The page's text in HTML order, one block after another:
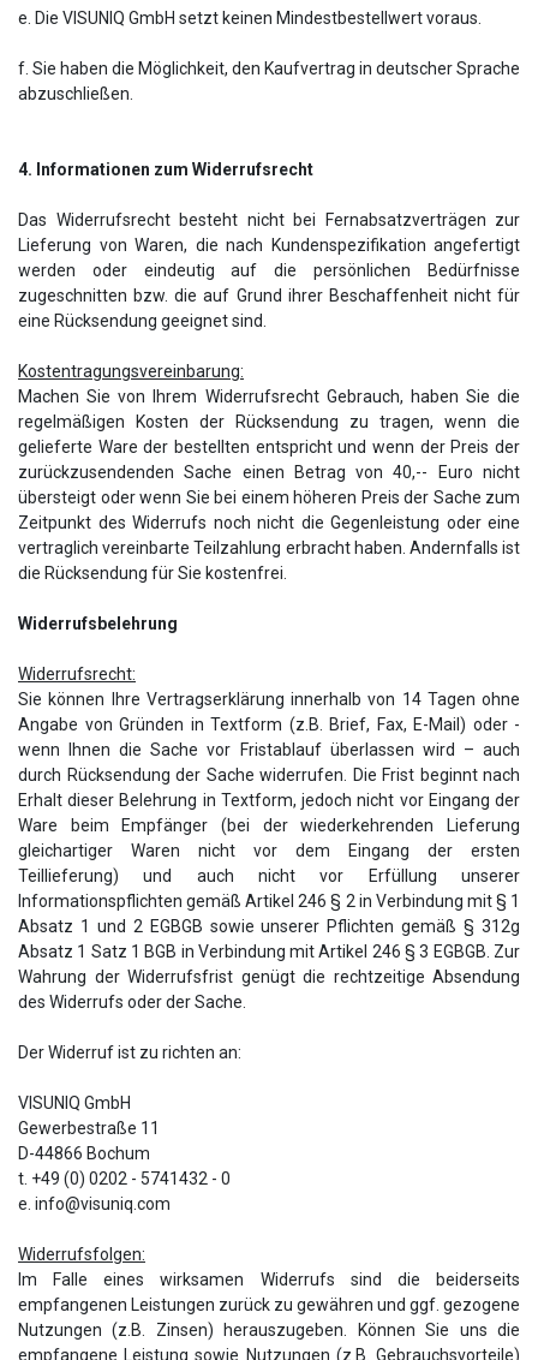
e. Die VISUNIQ GmbH setzt keinen Mindestbestellwert voraus.
f. Sie haben die Möglichkeit, den Kaufvertrag in deutscher Sprache
abzuschließen.
4. Informationen zum Widerrufsrecht
Das Widerrufsrecht besteht nicht bei Fernabsatzverträgen zur
Lieferung von Waren, die nach Kundenspezifikation angefertigt
werden oder eindeutig auf die persönlichen Bedürfnisse
zugeschnitten bzw. die auf Grund ihrer Beschaffenheit nicht für
eine Rücksendung geeignet sind.
Kostentragungsvereinbarung:
Machen Sie von Ihrem Widerrufsrecht Gebrauch, haben Sie die
regelmäßigen Kosten der Rücksendung zu tragen, wenn die
gelieferte Ware der bestellten entspricht und wenn der Preis der
zurückzusendenden Sache einen Betrag von 40,-- Euro nicht
übersteigt oder wenn Sie bei einem höheren Preis der Sache zum
Zeitpunkt des Widerrufs noch nicht die Gegenleistung oder eine
vertraglich vereinbarte Teilzahlung erbracht haben. Andernfalls ist
die Rücksendung für Sie kostenfrei.
Widerrufsbelehrung
Widerrufsrecht:
Sie können Ihre Vertragserklärung innerhalb von 14 Tagen ohne
Angabe von Gründen in Textform (z.B. Brief, Fax, E-Mail) oder -
wenn Ihnen die Sache vor Fristablauf überlassen wird – auch
durch Rücksendung der Sache widerrufen. Die Frist beginnt nach
Erhalt dieser Belehrung in Textform, jedoch nicht vor Eingang der
Ware beim Empfänger (bei der wiederkehrenden Lieferung
gleichartiger Waren nicht vor dem Eingang der ersten
Teillieferung) und auch nicht vor Erfüllung unserer
Informationspflichten gemäß Artikel 246 § 2 in Verbindung mit § 1
Absatz 1 und 2 EGBGB sowie unserer Pflichten gemäß § 312g
Absatz 1 Satz 1 BGB in Verbindung mit Artikel 246 § 3 EGBGB. Zur
Wahrung der Widerrufsfrist genügt die rechtzeitige Absendung
des Widerrufs oder der Sache.
Der Widerruf ist zu richten an:
VISUNIQ GmbH
Gewerbestraße 11
D-44866 Bochum
t. +49 (0) 0202 - 5741432 - 0
e. info@visuniq.com
Widerrufsfolgen:
Im Falle eines wirksamen Widerrufs sind die beiderseits
empfangenen Leistungen zurück zu gewähren und ggf. gezogene
Nutzungen (z.B. Zinsen) herauszugeben. Können Sie uns die
empfangene Leistung sowie Nutzungen (z.B. Gebrauchsvorteile)